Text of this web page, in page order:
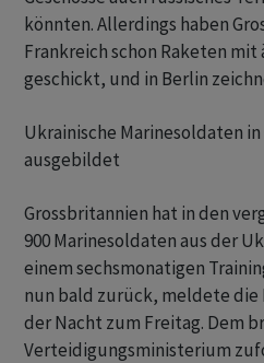
könnten. Allerdings haben
Frankreich schon Raketen
geschickt, und in Berlin
Ukrainische Marinesoldaten
ausgebildet
Grossbritannien hat in den
900 Marinesoldaten aus der
einem sechsmonatigen
nun bald zurück, meldete die
der Nacht zum Freitag. Dem
Verteidigungsministerium